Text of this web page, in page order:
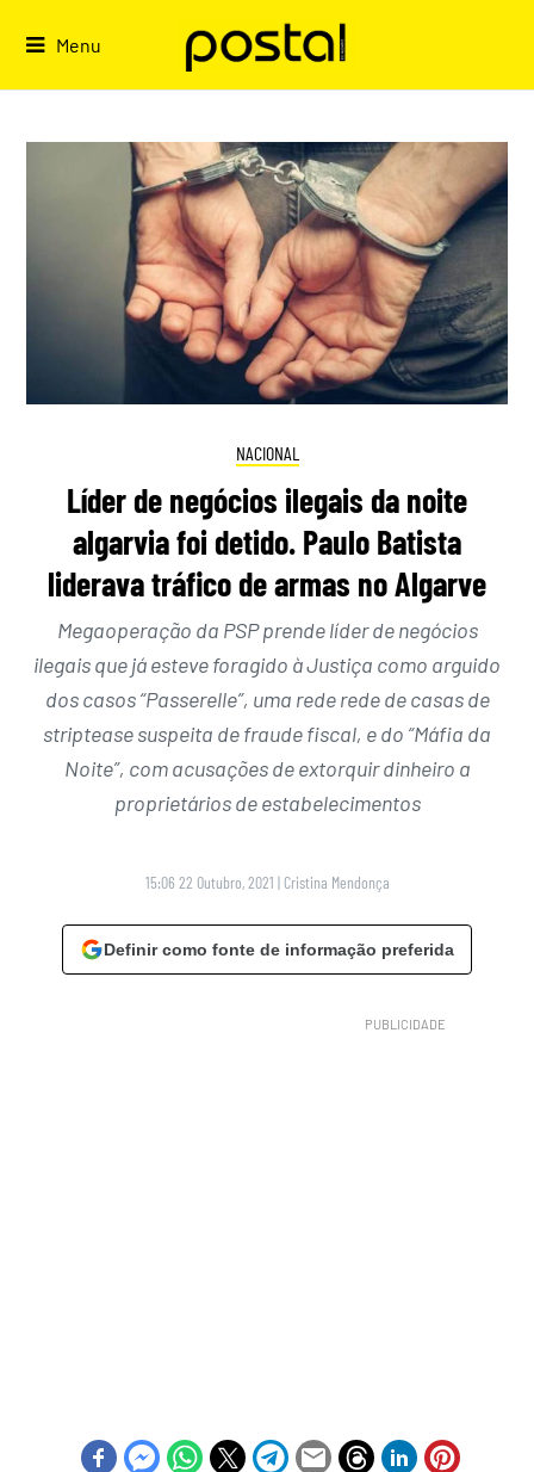
Menu
NACIONAL
Líder de negócios ilegais da noite
algarvia foi detido. Paulo Batista
liderava tráfico de armas no Algarve
Megaoperação da PSP prende líder de negócios
ilegais que já esteve foragido à Justiça como arguido
dos casos “Passerelle”, uma rede rede de casas de
striptease suspeita de fraude fiscal, e do “Máfia da
Noite”, com acusações de extorquir dinheiro a
proprietários de estabelecimentos
15:06 22 Outubro, 2021 | Cristina Mendonça
Definir como fonte de informação preferida